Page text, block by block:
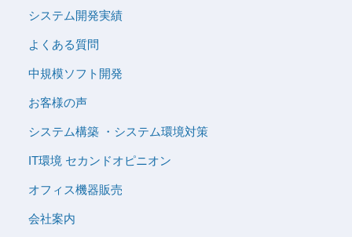
システム開発実績
よくある質問
中規模ソフト開発
お客様の声
システム構築 ・システム環境対策
IT環境 セカンドオピニオン
オフィス機器販売
会社案内